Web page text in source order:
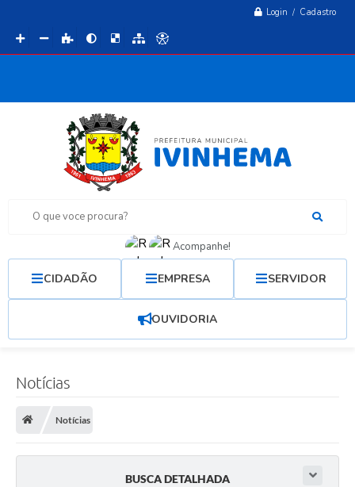
Login / Cadastro
O que voce procura?
Acompanhe!
CIDADÃO EMPRESA SERVIDOR
OUVIDORIA
Notícias
Notícias
BUSCA DETALHADA